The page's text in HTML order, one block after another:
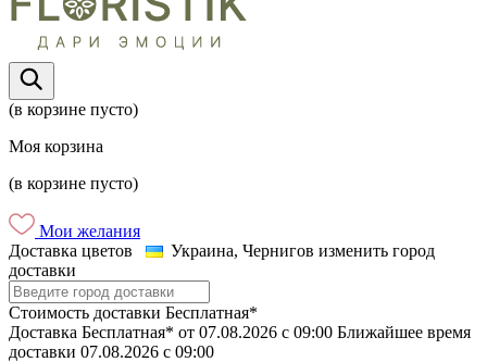
(в корзине пусто)
Моя корзина
(в корзине пусто)
Мои желания
Доставка цветов
Украина, Чернигов изменить город
доставки
Стоимость доставки Бесплатная*
Доставка Бесплатная* от 07.08.2026 c 09:00 Ближайшее время
доставки 07.08.2026 c 09:00